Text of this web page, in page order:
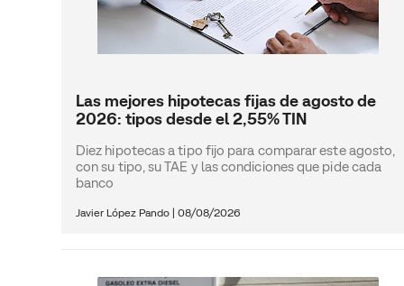
Las mejores hipotecas fijas de agosto de
2026: tipos desde el 2,55% TIN
Diez hipotecas a tipo fijo para comparar este agosto,
con su tipo, su TAE y las condiciones que pide cada
banco
Javier López Pando | 08/08/2026